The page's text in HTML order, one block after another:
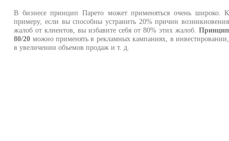
В бизнесе принцип Парето может применяться очень широко. К
примеру, если вы способны устранить 20% причин возникновения
жалоб от клиентов, вы избавите себя от 80% этих жалоб.Принцип
80/20 можно применять в рекламных кампаниях, в инвестировании,
в увеличении объемов продаж и т. д.